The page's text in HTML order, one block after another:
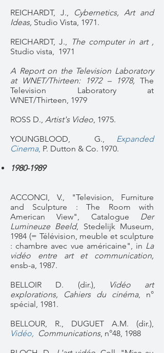
REICHARDT, J.,
Cybernetics, Art and
Ideas, Studio Vista, 1971.
REICHARDT, J.,
The computer in art ,
Studio vista, 1971
A Report on the Television Laboratory
at WNET/Thirteen: 1972 – 1978, The
Television Laboratory at
WNET/Thirteen, 1979
ROSS D., Artist's Video, 1975.
YOUNGBLOOD, G., Expanded
Cinema, P. Dutton & Co. 1970.
1980-1989
ACCONCI, V., "Television, Furniture
and Sculpture : The Room with
American View", Catalogue Der
Lumineuze Beeld, Stedelijk Museum,
1984 (= Télévision, meuble et sculpture
: chambre avec vue américaine", in La
vidéo entre art et communication,
ensb-a, 1987.
BELLOIR D. (dir.), Vidéo art
explorations, Cahiers du cinéma, n°
spécial, 1981.
BELLOUR, R., DUGUET A.M. (dir.),
Vidéo, Communications, n°48, 1988